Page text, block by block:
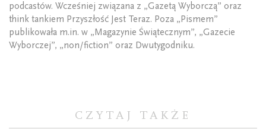
podcastów. Wcześniej związana z „Gazetą Wyborczą” oraz
think tankiem Przyszłość Jest Teraz. Poza „Pismem”
publikowała m.in. w „Magazynie Świątecznym”, „Gazecie
Wyborczej”, „non/fiction” oraz Dwutygodniku.
CZYTAJ TAKŻE